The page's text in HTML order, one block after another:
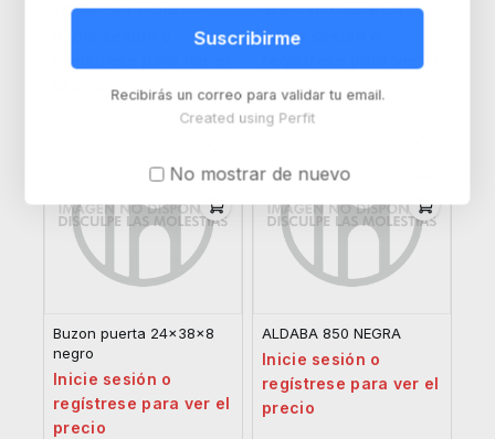
171MM +KIT M blanco
acero inoxidable izq
Inicie sesión o
Buzon puerta 24x38x8
negro
Inicie sesión o
regístrese para ver el
precio
ALDABA 850 NEGRA
Inicie sesión o
regístrese para ver el
precio
Suscribirme
Recibirás un correo para validar tu email.
Created using Perfit
No mostrar de nuevo